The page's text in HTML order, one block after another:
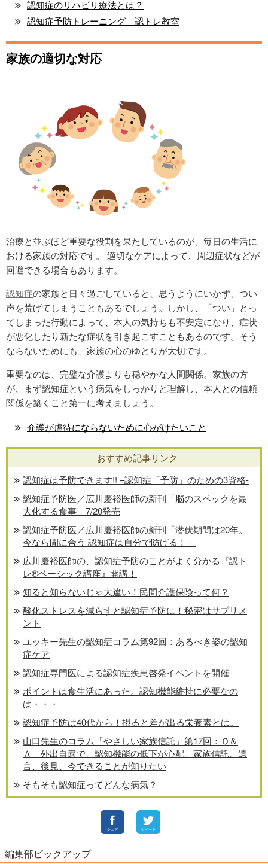
認知症のリハビリ療法とは？
認知症予防トレーニング 認トレ教室
家族の適切な対応
治療と並ぶほど重要な役割を果たしているのが、毎日の生活に
おける家族の対応です。 適切なケアによって、周辺症状などが
回避できる場合もあります。
認知症の家族と日々過ごしていると、思うようにいかず、つい
声を荒げてしまうこともあるでしょう。しかし、「つい」とっ
てしまった行動によって、本人の気持ちも不安定になり、症状
が悪化したり新たな症状を引き起こすこともあるのです。そう
ならないためにも、家族の心のゆとりが大切です。
重要なのは、完璧な介護よりも穏やかな人間関係。家族の方
が、まず認知症という病気をしっかりと理解し、本人との信頼
関係を築くこと第一に考えましょう。
介護が虐待にならないために心がけたいこと
おすすめ記事リンク
認知症は予防できます!! –認知症「予防」のための3資格-
認知症予防医／広川慶裕医師の新刊「脳のスペックを最
大化する食事」7/20発売
認知症予防医／広川慶裕医師の新刊「潜伏期間は20年。
今なら間に合う 認知症は自分で防げる！」
広川慶裕医師の、認知症予防のことがよく分かる『認ト
レ®️ベーシック講座』開講！
知ると知らないじゃ大違い！民間介護保険って何？
酸化ストレスを減らすと認知症予防に！秘密はサプリメ
ント
ユッキー先生の認知症コラム第92回：あるべき姿の認知
症ケア
認知症専門医による認知症疾患啓発イベントを開催
ポイントは食生活にあった。認知機能維持に必要なの
は・・・
認知症予防は40代から！摂ると差が出る栄養素とは。
山口先生のコラム「やさしい家族信託」第17回：Ｑ＆
Ａ 外出自粛で、認知機能の低下が心配。家族信託、遺
言、後見、今できることが知りたい
そもそも認知症ってどんな病気？
編集部ピックアップ